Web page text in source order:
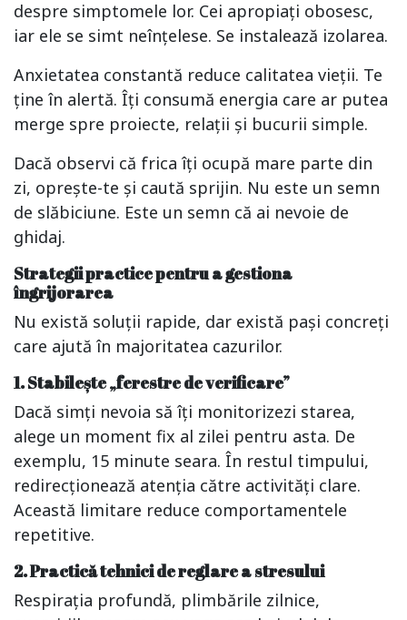
despre simptomele lor. Cei apropiați obosesc,
iar ele se simt neînțelese. Se instalează izolarea.
Anxietatea constantă reduce calitatea vieții. Te
ține în alertă. Îți consumă energia care ar putea
merge spre proiecte, relații și bucurii simple.
Dacă observi că frica îți ocupă mare parte din
zi, oprește-te și caută sprijin. Nu este un semn
de slăbiciune. Este un semn că ai nevoie de
ghidaj.
Strategii practice pentru a gestiona
îngrijorarea
Nu există soluții rapide, dar există pași concreți
care ajută în majoritatea cazurilor.
1. Stabilește „ferestre de verificare”
Dacă simți nevoia să îți monitorizezi starea,
alege un moment fix al zilei pentru asta. De
exemplu, 15 minute seara. În restul timpului,
redirecționează atenția către activități clare.
Această limitare reduce comportamentele
repetitive.
2. Practică tehnici de reglare a stresului
Respirația profundă, plimbările zilnice,